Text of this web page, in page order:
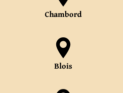
Chambord
Blois